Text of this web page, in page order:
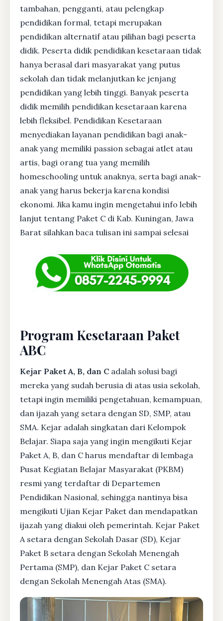
tambahan, pengganti, atau pelengkap
pendidikan formal, tetapi merupakan
pendidikan alternatif atau pilihan bagi peserta
didik. Peserta didik pendidikan kesetaraan tidak
hanya berasal dari masyarakat yang putus
sekolah dan tidak melanjutkan ke jenjang
pendidikan yang lebih tinggi. Banyak peserta
didik memilih pendidikan kesetaraan karena
lebih fleksibel. Pendidikan Kesetaraan
menyediakan layanan pendidikan bagi anak-
anak yang memiliki passion sebagai atlet atau
artis, bagi orang tua yang memilih
homeschooling untuk anaknya, serta bagi anak-
anak yang harus bekerja karena kondisi
ekonomi. Jika kamu ingin mengetahui info lebih
lanjut tentang Paket C di Kab. Kuningan, Jawa
Barat silahkan baca tulisan ini sampai selesai
Program Kesetaraan Paket
ABC
Kejar Paket A, B, dan C adalah solusi bagi
mereka yang sudah berusia di atas usia sekolah,
tetapi ingin memiliki pengetahuan, kemampuan,
dan ijazah yang setara dengan SD, SMP, atau
SMA. Kejar adalah singkatan dari Kelompok
Belajar. Siapa saja yang ingin mengikuti Kejar
Paket A, B, dan C harus mendaftar di lembaga
Pusat Kegiatan Belajar Masyarakat (PKBM)
resmi yang terdaftar di Departemen
Pendidikan Nasional, sehingga nantinya bisa
mengikuti Ujian Kejar Paket dan mendapatkan
ijazah yang diakui oleh pemerintah. Kejar Paket
A setara dengan Sekolah Dasar (SD), Kejar
Paket B setara dengan Sekolah Menengah
Pertama (SMP), dan Kejar Paket C setara
dengan Sekolah Menengah Atas (SMA).